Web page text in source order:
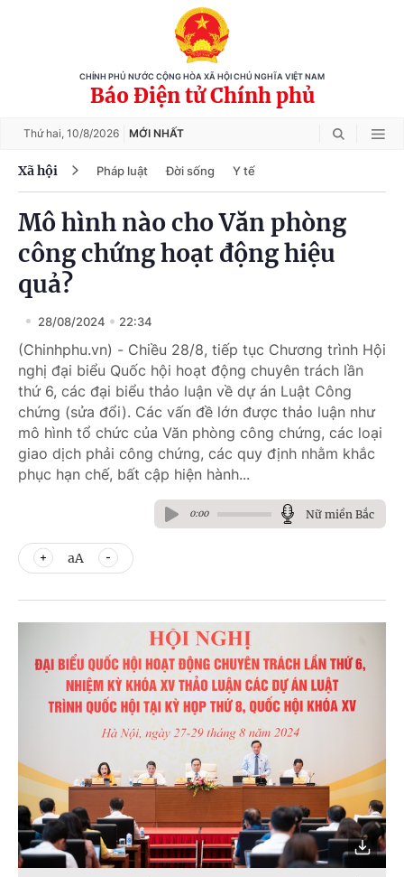
CHÍNH PHỦ NƯỚC CỘNG HÒA XÃ HỘI CHỦ NGHĨA VIỆT NAM
Báo Điện tử Chính phủ
Thứ hai, 10/8/2026 MỚI NHẤT
Xã hội Pháp luật Đời sống Y tế
Mô hình nào cho Văn phòng
công chứng hoạt động hiệu
quả?
28/08/2024 22:34
(Chinhphu.vn) - Chiều 28/8, tiếp tục Chương trình Hội
nghị đại biểu Quốc hội hoạt động chuyên trách lần
thứ 6, các đại biểu thảo luận về dự án Luật Công
chứng (sửa đổi). Các vấn đề lớn được thảo luận như
mô hình tổ chức của Văn phòng công chứng, các loại
giao dịch phải công chứng, các quy định nhằm khắc
phục hạn chế, bất cập hiện hành...
0:00 Nữ miền Bắc
aA